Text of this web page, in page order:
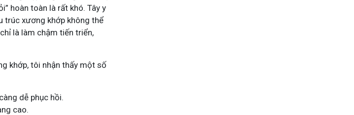
hoàn toàn là rất khó. Tây y
trúc xương khớp không thể
là làm chậm tiến triển,
khớp, tôi nhận thấy một số
dễ phục hồi.
cao.